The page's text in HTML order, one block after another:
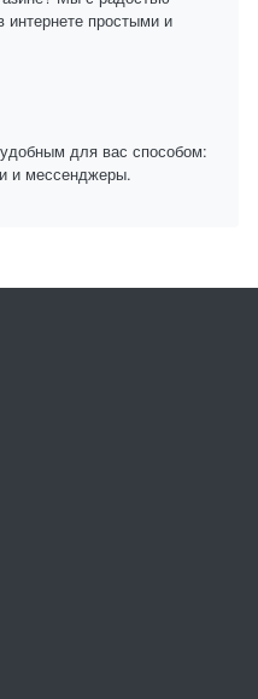
интернете простыми и
для вас способом:
и мессенджеры.